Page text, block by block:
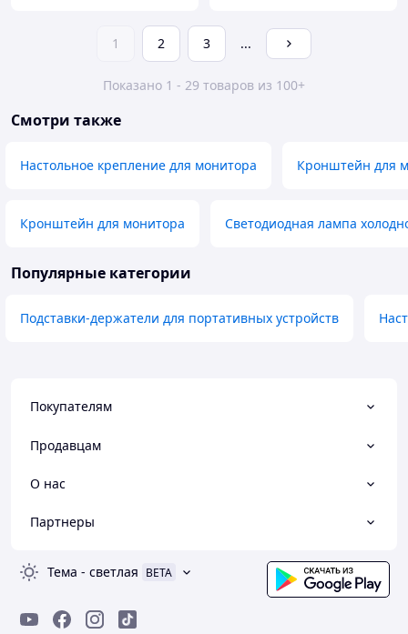
1 2 3 ...
Показано 1 - 29 товаров из 100+
Смотри также
Настольное крепление для монитора Кронштейн для
Кронштейн для монитора Светодиодная лампа
Популярные категории
Подставки-держатели для портативных устройств
Покупателям
Продавцам
О нас
Партнеры
Тема - светлая BETA